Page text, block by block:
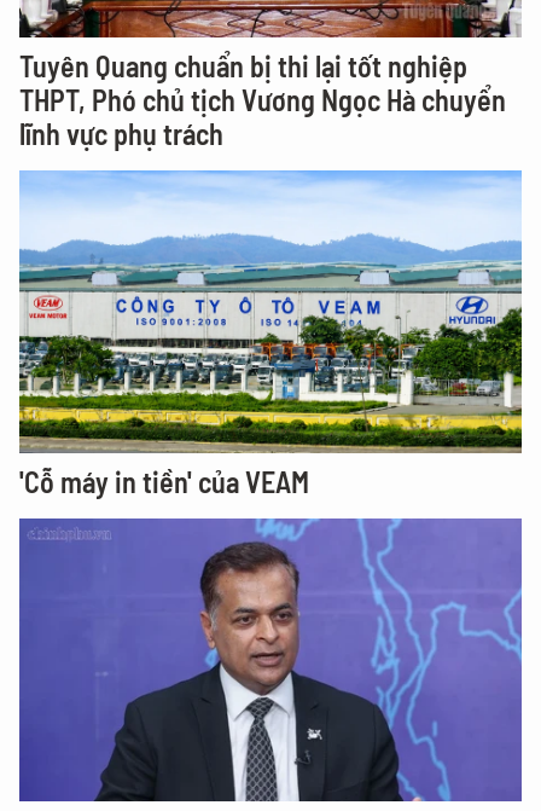
Tuyên Quang chuẩn bị thi lại tốt nghiệp
THPT, Phó chủ tịch Vương Ngọc Hà chuyển
lĩnh vực phụ trách
'Cỗ máy in tiền' của VEAM